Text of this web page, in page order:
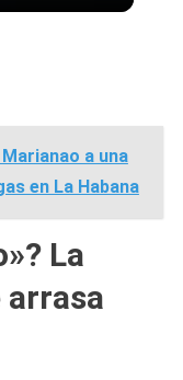
a una
en La Habana
La